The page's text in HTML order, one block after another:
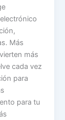
Más
más
cada vez
para
para tu